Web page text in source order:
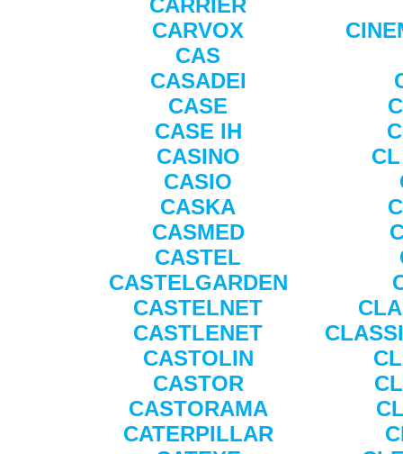
CARVOX
CAS
CASADEI
CASE
CASE IH
CASINO
CASIO
CASKA
CASMED
CASTEL
CASTELGARDEN
CASTELNET
CASTLENET
CASTOLIN
CASTOR
CASTORAMA
CATERPILLAR